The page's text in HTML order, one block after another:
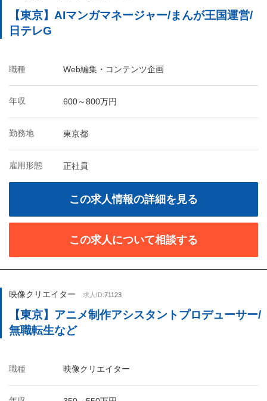
【東京】AIマンガマネージャー/まんが王国運営/
日テレG
職種 Web編集・コンテンツ企画
年収 600～800万円
勤務地 東京都
雇用形態 正社員
この求人情報の詳細を見る
この求人について相談する
映像クリエイター 求人ID:71123
【東京】アニメ制作アシスタントプロデューサー/
無職転生など
職種 映像クリエイター